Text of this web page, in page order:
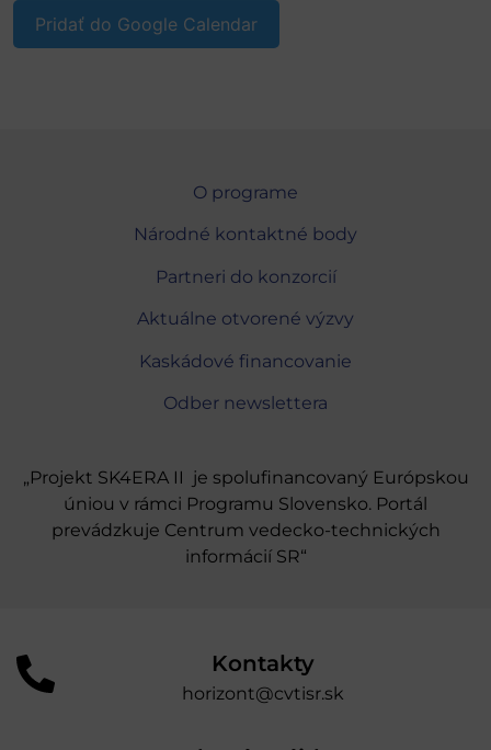
Pridať do Google Calendar
O programe
Národné kontaktné body
Partneri do konzorcií
Aktuálne otvorené výzvy
Kaskádové financovanie
Odber newslettera
„Projekt SK4ERA II je spolufinancovaný Európskou
úniou v rámci Programu Slovensko. Portál
prevádzkuje Centrum vedecko-technických
informácií SR“
Kontakty
horizont@cvtisr.sk